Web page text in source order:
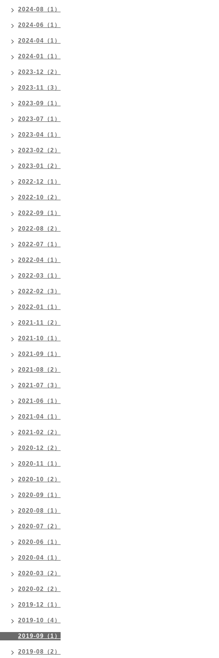
2024-08（1）
2024-06（1）
2024-04（1）
2024-01（1）
2023-12（2）
2023-11（3）
2023-09（1）
2023-07（1）
2023-04（1）
2023-02（2）
2023-01（2）
2022-12（1）
2022-10（2）
2022-09（1）
2022-08（2）
2022-07（1）
2022-04（1）
2022-03（1）
2022-02（3）
2022-01（1）
2021-11（2）
2021-10（1）
2021-09（1）
2021-08（2）
2021-07（3）
2021-06（1）
2021-04（1）
2021-02（2）
2020-12（2）
2020-11（1）
2020-10（2）
2020-09（1）
2020-08（1）
2020-07（2）
2020-06（1）
2020-04（1）
2020-03（2）
2020-02（2）
2019-12（1）
2019-10（4）
2019-09（1）
2019-08（2）